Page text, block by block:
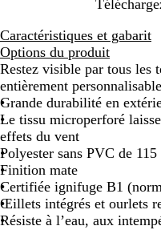
Caractéristiques et gabarit
Options du produit
Restez visible par tous les
entièrement
Grande durabilité en
Le tissu microperforé
effets du vent
Polyester sans PVC de 115
Finition mate
Certifiée ignifuge B1
Œillets intégrés et ourlets
Résiste à l’eau, aux